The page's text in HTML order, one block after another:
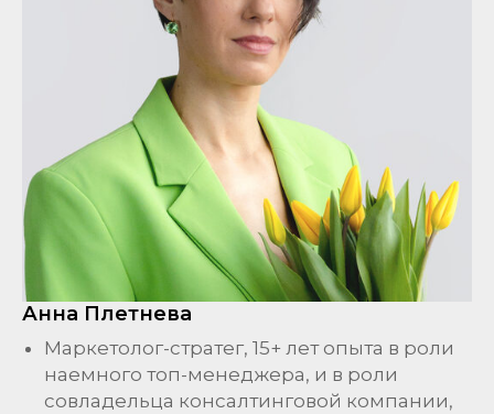
Анна Плетнева
Маркетолог-стратег, 15+ лет опыта в роли
наемного топ-менеджера, и в роли
совладельца консалтинговой компании,